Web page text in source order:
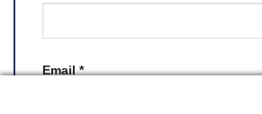
Email*